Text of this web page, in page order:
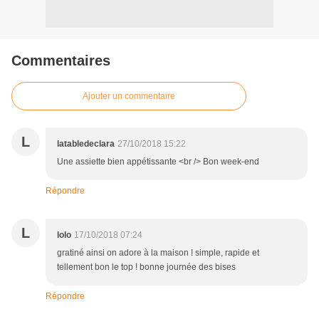
Commentaires
Ajouter un commentaire
L latabledeclara 27/10/2018 15:22
Une assiette bien appétissante <br /> Bon week-end
Répondre
L lolo 17/10/2018 07:24
gratiné ainsi on adore à la maison ! simple, rapide et
tellement bon le top ! bonne journée des bises
Répondre